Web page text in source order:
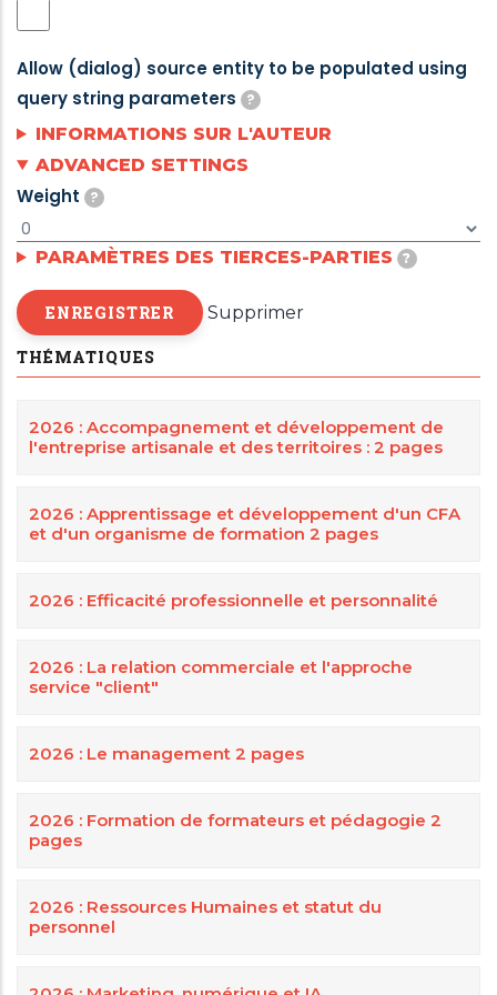
Submissions
sent
via
an
email
or
using
a
custom
handler.
rechargement
de
la
page.
in
a
modal
dialog.
Allow (dialog) source entity to be populated using
query string parameters
?
If
checked,
source
entity
can
be
populated
using
query
parameters.For
appending
to
webform's
URL
set
submission's
'Submitted
value
to
INFORMATIONS SUR L'AUTEUR
ADVANCED SETTINGS
Weight ?
Weight
is
used
when
multiple
are
to
the
webform
PARAMÈTRES DES TIERCES-PARTIES ?
Supprimer
THÉMATIQUES
2026 : Accompagnement et développement de
l'entreprise artisanale et des territoires : 2 pages
2026 : Apprentissage et développement d'un CFA
et d'un organisme de formation 2 pages
2026 : Efficacité professionnelle et personnalité
2026 : La relation commerciale et l'approche
service "client"
2026 : Le management 2 pages
2026 : Formation de formateurs et pédagogie 2
pages
2026 : Ressources Humaines et statut du
personnel